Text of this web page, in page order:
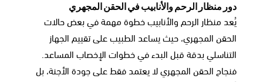
دور منظار الرحم والأنابيب في الحقن المجهري
يُعد منظار الرحم والأنابيب خطوة مهمة في بعض حالات
الحقن المجهري، حيث يساعد الطبيب على تقييم الجهاز
التناسلي بدقة قبل البدء في خطوات الإخصاب المساعد.
فنجاح الحقن المجهري لا يعتمد فقط على جودة الأجنة، بل